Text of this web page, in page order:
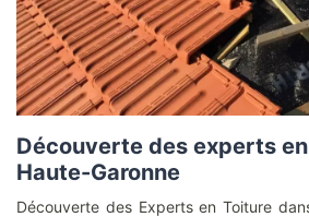
Découverte des experts
Haute-Garonne
Découverte des Experts en Toiture